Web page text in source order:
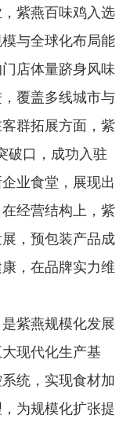
紫燕百味鸡入选
与全球化布局能
店体量跻身风味
覆盖多线城市与
群拓展方面，紫
破口，成功入驻
业食堂，展现出
经营结构上，紫
，预包装产品成
，在品牌实力维
紫燕规模化发展
现代化生产基
统，实现食材加
为规模化扩张提